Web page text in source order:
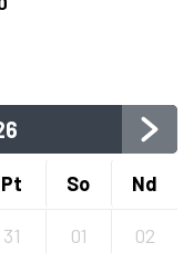
Pt So Nd
31 01 02